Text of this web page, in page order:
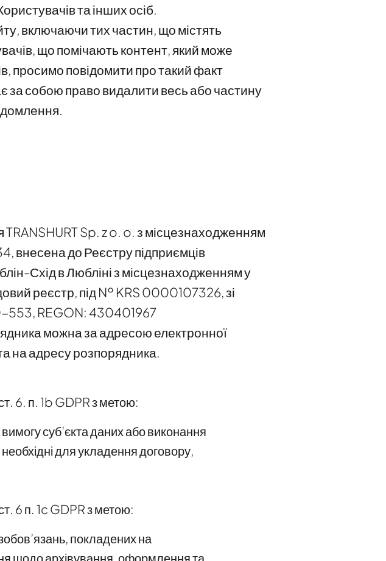
та інших осіб.
включаючи тих частин, що містять
що помічають контент, який може
просимо повідомити про такий факт
за собою право видалити весь або частину
Sp. z o. o. з місцезнаходженням
внесена до Реєстру підприємців
Схід в Любліні з місцезнаходженням у
реєстр, під № KRS 0000107326, зі
553, REGON: 430401967
можна за адресою електронної
на адресу розпорядника.
6. п. 1b GDPR з метою:
суб’єкта даних або виконання
для укладення договору,
6 п. 1c GDPR з метою:
покладених на
щодо архівування, оформлення та